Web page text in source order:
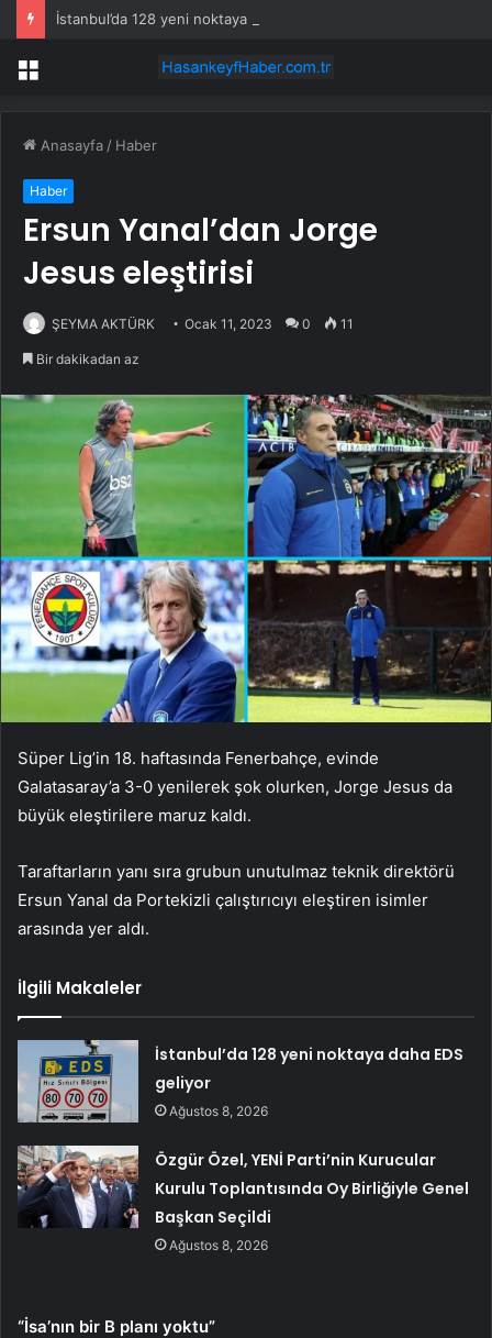
İstanbul’da 128 yeni noktaya daha EDS geliyor
Menü
Anasayfa / Haber
Haber
Ersun Yanal’dan Jorge
Jesus eleştirisi
ŞEYMA AKTÜRK Ocak 11, 2023 0 11
Bir dakikadan az
Süper Lig’in 18. haftasında Fenerbahçe, evinde
Galatasaray’a 3-0 yenilerek şok olurken, Jorge Jesus da
büyük eleştirilere maruz kaldı.
Taraftarların yanı sıra grubun unutulmaz teknik direktörü
Ersun Yanal da Portekizli çalıştırıcıyı eleştiren isimler
arasında yer aldı.
İlgili Makaleler
İstanbul’da 128 yeni noktaya daha EDS
geliyor
Ağustos 8, 2026
Özgür Özel, YENİ Parti’nin Kurucular
Kurulu Toplantısında Oy Birliğiyle Genel
Başkan Seçildi
Ağustos 8, 2026
“İsa’nın bir B planı yoktu”